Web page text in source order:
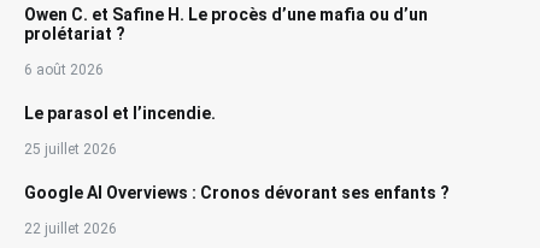
Owen C. et Safine H. Le procès d’une mafia ou d’un
prolétariat ?
6 août 2026
Le parasol et l’incendie.
25 juillet 2026
Google AI Overviews : Cronos dévorant ses enfants ?
22 juillet 2026